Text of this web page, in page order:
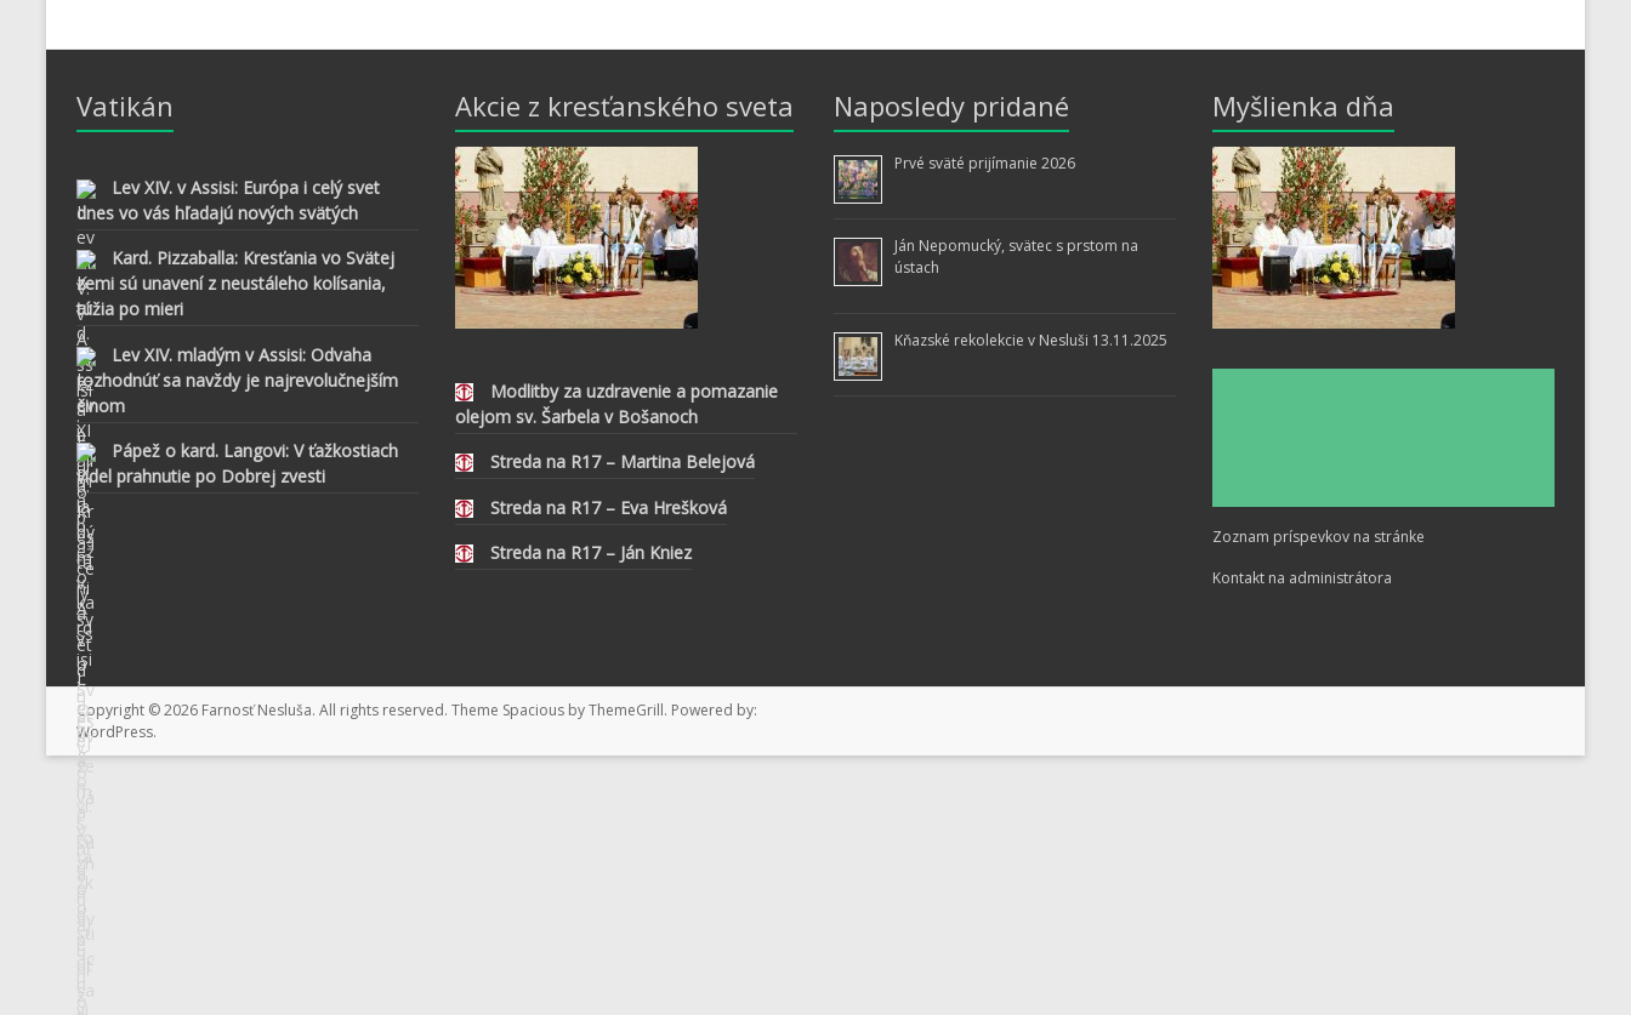
Vatikán
Lev XIV. v Assisi: Európa i celý svet
dnes vo vás hľadajú nových svätých
Kard. Pizzaballa: Kresťania vo Svätej
zemi sú unavení z neustáleho kolísania,
túžia po mieri
Lev XIV. mladým v Assisi: Odvaha
rozhodnúť sa navždy je najrevolučnejším
činom
Pápež o kard. Langovi: V ťažkostiach
videl prahnutie po Dobrej zvesti
Akcie z kresťanského sveta
Modlitby za uzdravenie a pomazanie
olejom sv. Šarbela v Bošanoch
Streda na R17 – Martina Belejová
Streda na R17 – Eva Hrešková
Streda na R17 – Ján Kniez
Naposledy pridané
Prvé sväté prijímanie 2026
Ján Nepomucký, svätec s prstom na
ústach
Kňazské rekolekcie v Nesluši 13.11.2025
Myšlienka dňa
Zoznam príspevkov na stránke
Kontakt na administrátora
Copyright © 2026 Farnosť Nesluša. All rights reserved. Theme Spacious by ThemeGrill. Powered by:
WordPress.